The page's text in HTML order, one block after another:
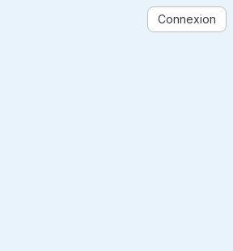
Connexion